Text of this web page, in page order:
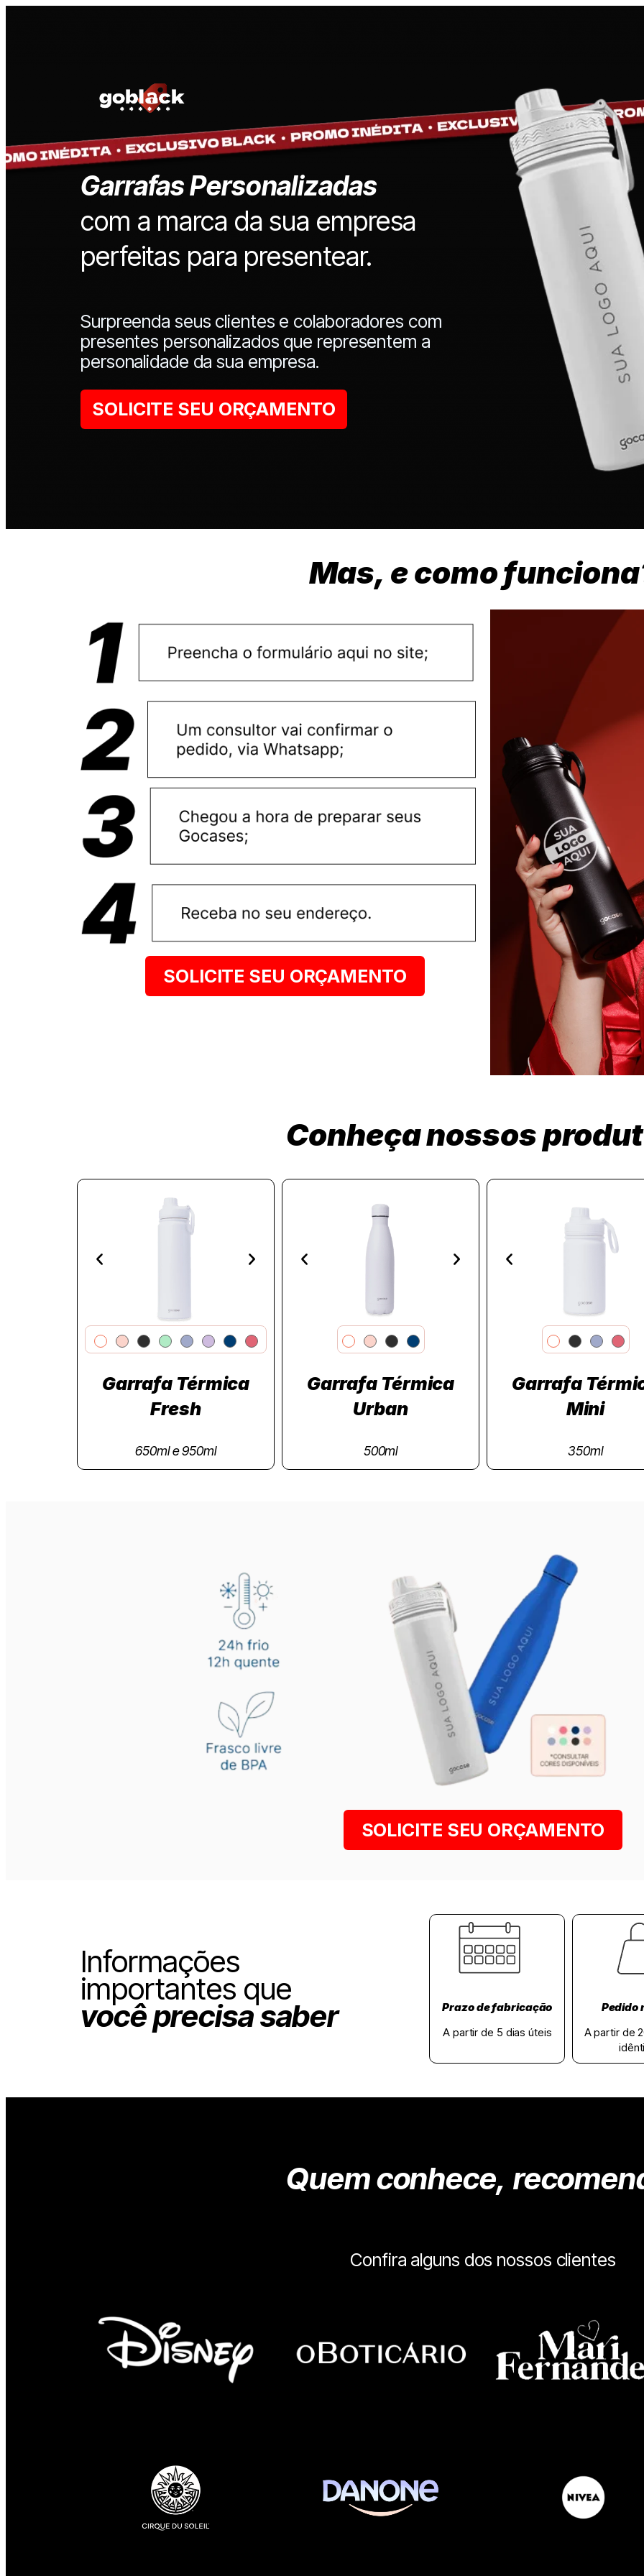
Garrafas Personalizadas
com a marca da sua empresa
perfeitas para presentear.
Surpreenda seus clientes e colaboradores com
presentes personalizados que representem a
personalidade da sua empresa.
SOLICITE SEU ORÇAMENTO
Mas, e como
SOLICITE SEU ORÇAMENTO
Conheça nossos
Garrafa Térmica
Fresh
650ml e 950ml
Garrafa Térmica
Urban
500ml
Garrafa
Mini
350ml
SOLICITE SEU ORÇAMENTO
Informações
importantes que
você precisa saber
Prazo de fabricação
A partir de 5 dias úteis
Pedido
A partir de
Quem conhece,
Confira alguns dos nossos clientes